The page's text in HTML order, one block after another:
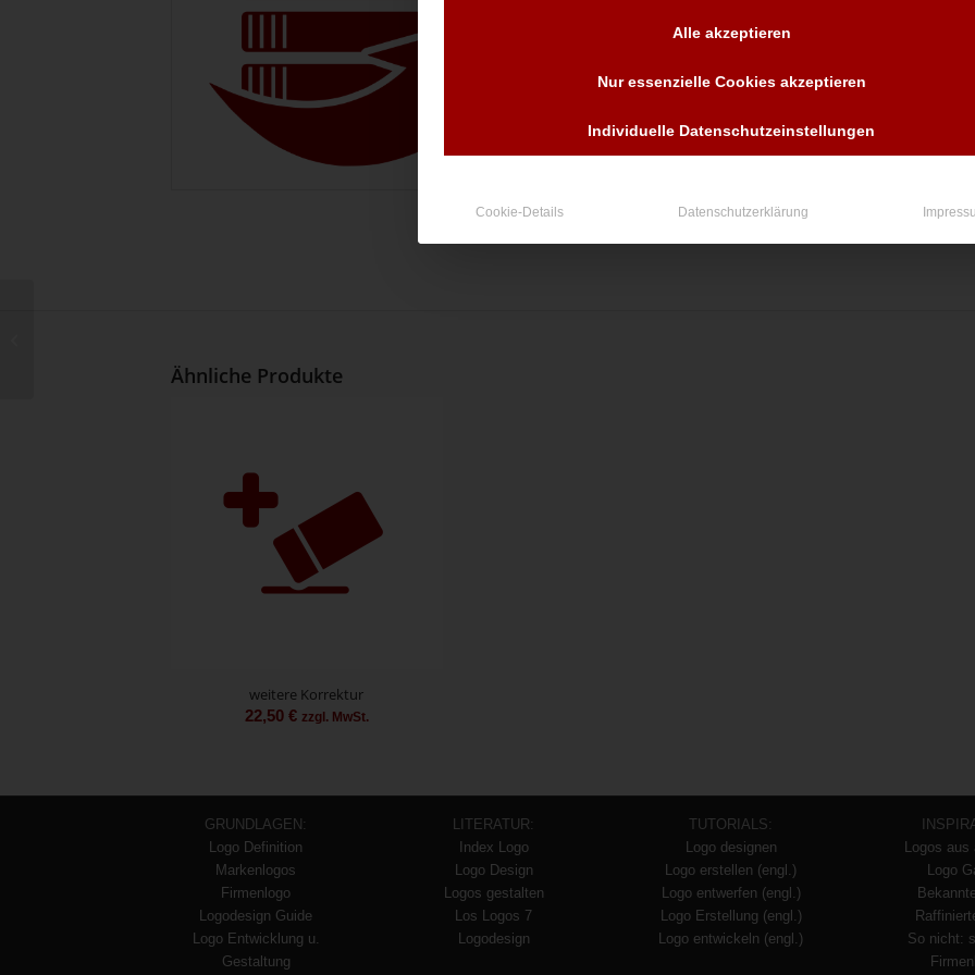
Ähnliche Produkte
weitere Korrektur
22,50 € zzgl. MwSt.
GRUNDLAGEN:
Logo Definition
Markenlogos
Firmenlogo
Logodesign Guide
Logo Entwicklung u.
Gestaltung
LITERATUR:
Index Logo
Logo Design
Logos gestalten
Los Logos 7
Logodesign
TUTORIALS:
Logo designen
Logo erstellen (engl.)
Logo entwerfen (engl.)
Logo Erstellung (engl.)
Logo entwickeln (engl.)
Logos
Logo
So nicht:
Alle akzeptieren
Nur essenzielle Cookies akzeptieren
Individuelle Datenschutzeinstellungen
Cookie-Details Datenschutzerklärung